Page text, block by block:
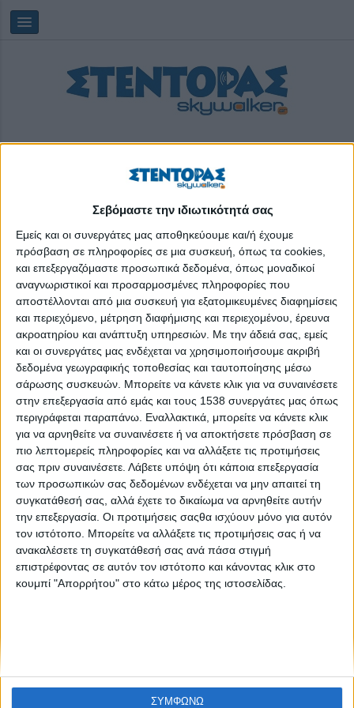
Σεβόμαστε την ιδιωτικότητά σας
Εμείς και οι συνεργάτες μας αποθηκεύουμε και/ή έχουμε
πρόσβαση σε πληροφορίες σε μια συσκευή, όπως τα cookies,
και επεξεργαζόμαστε προσωπικά δεδομένα, όπως μοναδικοί
αναγνωριστικοί και προσαρμοσμένες πληροφορίες που
αποστέλλονται από μια συσκευή για εξατομικευμένες διαφημίσεις
και περιεχόμενο, μέτρηση διαφήμισης και περιεχομένου, έρευνα
ακροατηρίου και ανάπτυξη υπηρεσιών. Με την άδειά σας, εμείς
και οι συνεργάτες μας ενδέχεται να χρησιμοποιήσουμε ακριβή
δεδομένα γεωγραφικής τοποθεσίας και ταυτοποίησης μέσω
σάρωσης συσκευών. Μπορείτε να κάνετε κλικ για να συναινέσετε
στην επεξεργασία από εμάς και τους 1538 συνεργάτες μας όπως
περιγράφεται παραπάνω. Εναλλακτικά, μπορείτε να κάνετε κλικ
για να αρνηθείτε να συναινέσετε ή να αποκτήσετε πρόσβαση σε
πιο λεπτομερείς πληροφορίες και να αλλάξετε τις προτιμήσεις
σας πριν συναινέσετε. Λάβετε υπόψη ότι κάποια επεξεργασία
των προσωπικών σας δεδομένων ενδέχεται να μην απαιτεί τη
συγκατάθεσή σας, αλλά έχετε το δικαίωμα να αρνηθείτε αυτήν
την επεξεργασία. Οι προτιμήσεις σαςθα ισχύουν μόνο για αυτόν
τον ιστότοπο. Μπορείτε να αλλάξετε τις προτιμήσεις σας ή να
ανακαλέσετε τη συγκατάθεσή σας ανά πάσα στιγμή
επιστρέφοντας σε αυτόν τον ιστότοπο και κάνοντας κλικ στο
κουμπί "Απορρήτου" στο κάτω μέρος της ιστοσελίδας.
ΣΥΜΦΩΝΩ
Κυριακή, 09/08/2026 08:20:32
χρηματοδοτικά εργαλεία
On line ημερίδα:Η καινοτομία στην Ελλάδα και οι φορείς
που την υποστηρίζουν
None feed
CONNECT
NEWSLETTER